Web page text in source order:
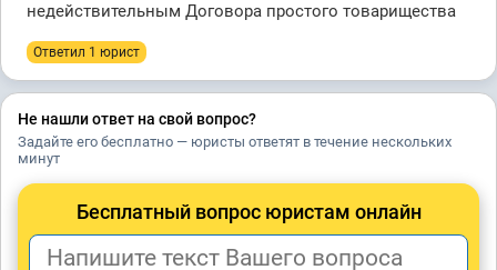
недействительным Договора простого товарищества
Ответил 1 юрист
Не нашли ответ на свой вопрос?
Задайте его бесплатно — юристы ответят в течение нескольких
минут
Бесплатный вопрос юристам онлайн